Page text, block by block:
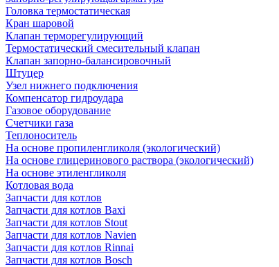
Головка термостатическая
Кран шаровой
Клапан терморегулирующий
Термостатический смесительный клапан
Клапан запорно-балансировочный
Штуцер
Узел нижнего подключения
Компенсатор гидроудара
Газовое оборудование
Счетчики газа
Теплоноситель
На основе пропиленгликоля (экологический)
На основе глицеринового раствора (экологический)
На основе этиленгликоля
Котловая вода
Запчасти для котлов
Запчасти для котлов Baxi
Запчасти для котлов Stout
Запчасти для котлов Navien
Запчасти для котлов Rinnai
Запчасти для котлов Bosch